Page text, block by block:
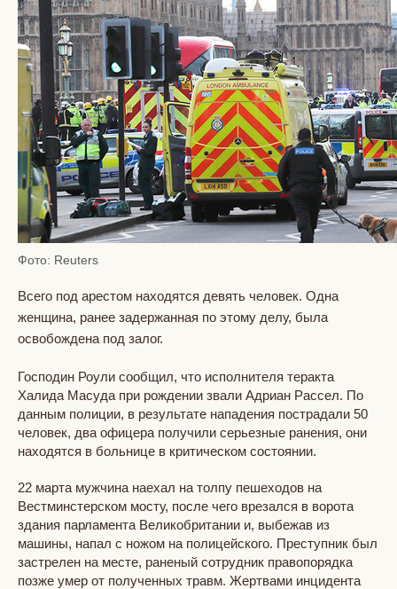
Фото: Reuters
Всего под арестом находятся девять человек. Одна
женщина, ранее задержанная по этому делу, была
освобождена под залог.
Господин Роули сообщил, что исполнителя теракта
Халида Масуда при рождении звали Адриан Рассел. По
данным полиции, в результате нападения пострадали 50
человек, два офицера получили серьезные ранения, они
находятся в больнице в критическом состоянии.
22 марта мужчина наехал на толпу пешеходов на
Вестминстерском мосту, после чего врезался в ворота
здания парламента Великобритании и, выбежав из
машины, напал с ножом на полицейского. Преступник был
застрелен на месте, раненый сотрудник правопорядка
позже умер от полученных травм. Жертвами инцидента